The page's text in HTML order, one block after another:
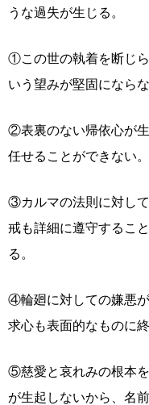
うな過失が生じる。
①この世の執着を断じ
いう望みが堅固にならな
②表裏のない帰依心が
任せることができない。
③カルマの法則に対し
戒も詳細に遵守するこ
る。
④輪廻に対しての嫌悪
求心も表面的なものに終
⑤慈愛と哀れみの根本
が生起しないから、名